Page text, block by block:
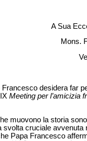
A Sua
Mons.
Francesco desidera far
Meeting per l’amicizia
muovono la storia
cruciale
Papa Francesco